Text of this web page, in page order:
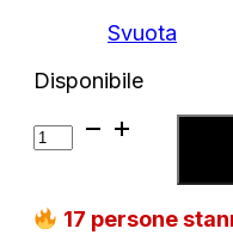
Svuota
Disponibile
Sotto
tuta
laterale
17 persone